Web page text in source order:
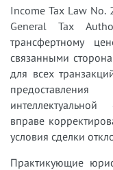
Income Tax Law
General Tax
трансфертному
связанными
для всех
вправе
условия сделки
Практикующие